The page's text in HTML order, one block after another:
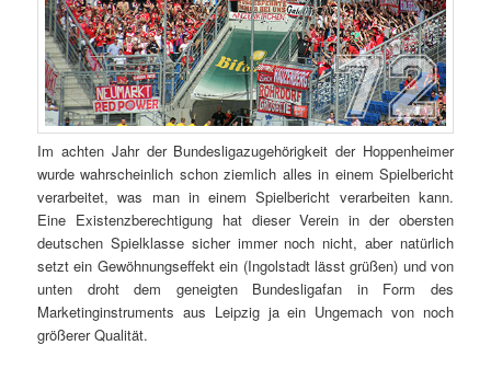
Im achten Jahr der Bundesligazugehörigkeit der Hoppenheimer
wurde wahrscheinlich schon ziemlich alles in einem Spielbericht
verarbeitet, was man in einem Spielbericht verarbeiten kann.
Eine Existenzberechtigung hat dieser Verein in der obersten
deutschen Spielklasse sicher immer noch nicht, aber natürlich
setzt ein Gewöhnungseffekt ein (Ingolstadt lässt grüßen) und von
unten droht dem geneigten Bundesligafan in Form des
Marketinginstruments aus Leipzig ja ein Ungemach von noch
größerer Qualität.